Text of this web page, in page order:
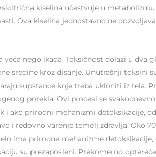
kiselina učestvuje u metabolizmu
Ova kiselina jednostavno ne
nego ikada. Toksičnost dolazi u dva
sredine kroz disanje. Unutrašnji toksini
supstance koje treba ukloniti iz tela.
porekla. Ovi procesi se
i ako prirodni mehanizmi detoksikacije,
i redovno varenje temelj zdravlja. Oko
ima prirodne mehanizme
su prezaposleni. Prekomerno